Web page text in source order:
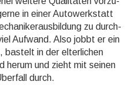
in einer Auto­werk­statt
zu durch­
Aufwand. Also jobbt er ein
bastelt in der elter­lichen
herum und zieht mit seinen
durch.